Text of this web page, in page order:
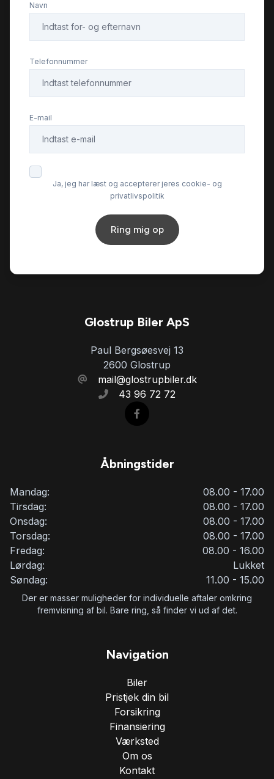
Navn
Telefonnummer
E-mail
Ja, jeg har læst og accepterer jeres cookie- og
privatlivspolitik
Ring mig op
Glostrup Biler ApS
Paul Bergsøesvej 13
2600 Glostrup
mail@glostrupbiler.dk
43 96 72 72
Åbningstider
Mandag:
08.00 - 17.00
Tirsdag:
08.00 - 17.00
Onsdag:
08.00 - 17.00
Torsdag:
08.00 - 17.00
Fredag:
08.00 - 16.00
Lørdag:
Lukket
Søndag:
11.00 - 15.00
Der er masser muligheder for individuelle aftaler omkring
fremvisning af bil. Bare ring, så finder vi ud af det.
Navigation
Biler
Pristjek din bil
Forsikring
Finansiering
Værksted
Om os
Kontakt